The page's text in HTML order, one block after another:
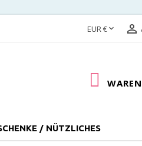
EUR € 
/ NÜTZLICHES